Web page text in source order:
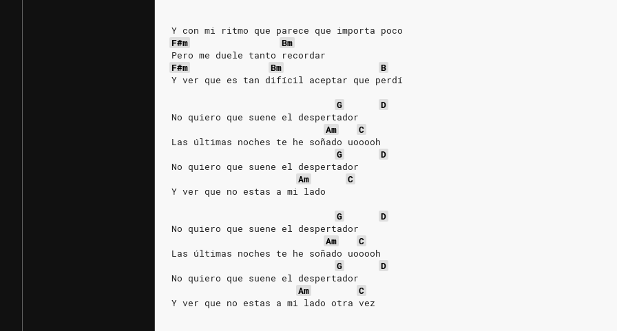
Y con mi ritmo que parece que importa poco
F#m
Bm
Pero me duele tanto recordar
F#m
Bm
B
Y ver que es tan difícil aceptar que perdí
G
D
No quiero que suene el despertador
Am
C
Las últimas noches te he soñado uooooh
G
D
No quiero que suene el despertador
Am
C
Y ver que no estas a mi lado
G
D
No quiero que suene el despertador
Am
C
Las últimas noches te he soñado uooooh
G
D
No quiero que suene el despertador
Am
C
Y ver que no estas a mi lado otra vez